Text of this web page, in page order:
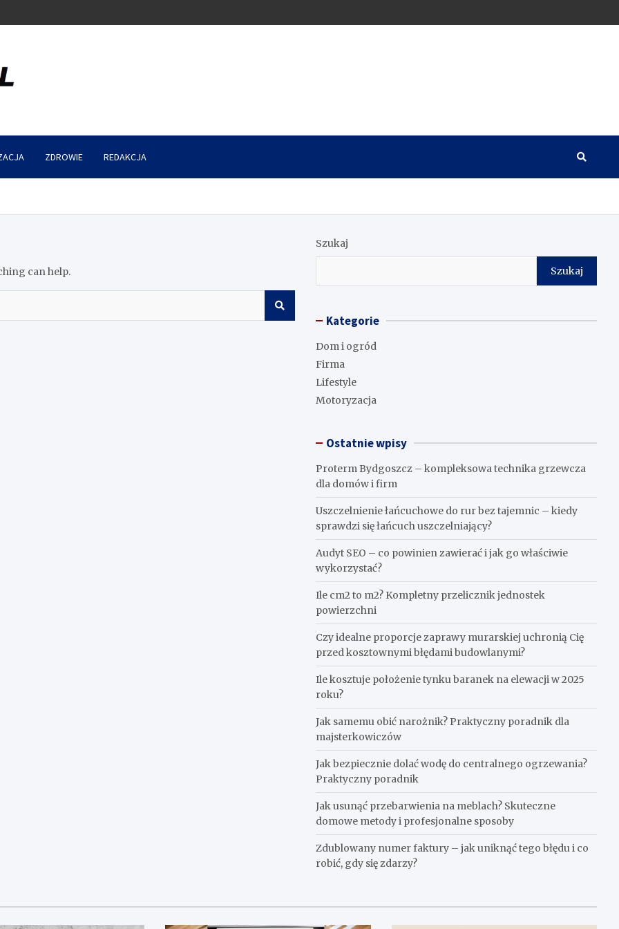
ZDROWIE REDAKCJA
can help.
Szukaj
Szukaj
Kategorie
Dom i ogród
Firma
Lifestyle
Motoryzacja
Ostatnie wpisy
Proterm Bydgoszcz – kompleksowa technika grzewcza
dla domów i firm
Uszczelnienie łańcuchowe do rur bez tajemnic – kiedy
sprawdzi się łańcuch uszczelniający?
Audyt SEO – co powinien zawierać i jak go właściwie
wykorzystać?
Ile cm2 to m2? Kompletny przelicznik jednostek
powierzchni
Czy idealne proporcje zaprawy murarskiej uchronią Cię
przed kosztownymi błędami budowlanymi?
Ile kosztuje położenie tynku baranek na elewacji w 2025
roku?
Jak samemu obić narożnik? Praktyczny poradnik dla
majsterkowiczów
Jak bezpiecznie dolać wodę do centralnego ogrzewania?
Praktyczny poradnik
Jak usunąć przebarwienia na meblach? Skuteczne
domowe metody i profesjonalne sposoby
Zdublowany numer faktury – jak uniknąć tego błędu i co
robić, gdy się zdarzy?